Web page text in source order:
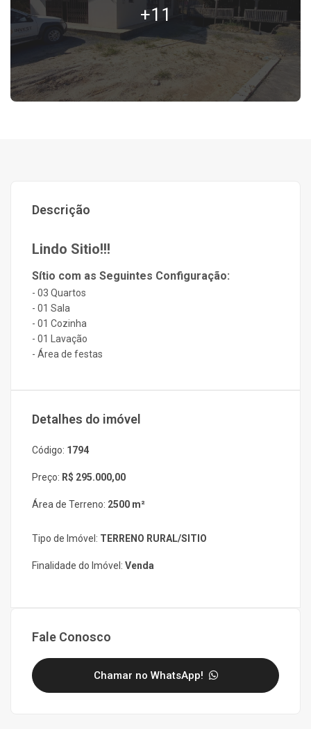
+11
Descrição
Lindo Sitio!!!
Sítio com as Seguintes Configuração:
- 03 Quartos
- 01 Sala
- 01 Cozinha
- 01 Lavação
- Área de festas
Detalhes do imóvel
Código: 1794
Preço: R$ 295.000,00
Área de Terreno: 2500 m²
Tipo de Imóvel: TERRENO RURAL/SITIO
Finalidade do Imóvel: Venda
Fale Conosco
Chamar no WhatsApp!